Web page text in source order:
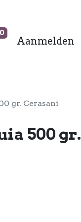
0
Aanmelden
gr. Cerasani
500 gr.